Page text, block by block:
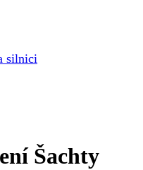
silnici
Šachty